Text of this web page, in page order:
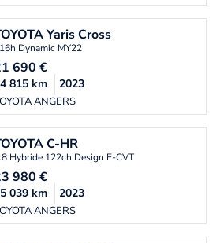
Yaris Cross
Dynamic MY22
690 €
ANGERS
815 km 2023
C-HR
Hybride 122ch Design E-CVT
980 €
ANGERS
039 km 2023